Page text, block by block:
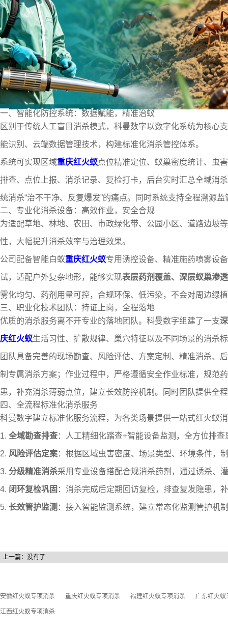
一、智能化防控系统：数据赋能，精准治蚁
区别于传统人工盲目消杀模式，科曼数字以数字化系统为核心
能识别、云端数据管理技术，构建标准化消杀管控体系。
系统可实现区域重庆红火蚁点位精准定位、蚁巢密度统计、虫
排查、点位上报、消杀记录、复检打卡，后台实时汇总全域消
统消杀“治不干净、反复爆发”的痛点。同时系统支持全程溯源
二、专业化消杀设备：高效作业，安全合规
为适配草地、林地、农田、市政绿化带、公园小区、道路边坡
性，大幅提升消杀效率与治理效果。
公司配备智能白蚁重庆红火蚁专用诱控设备、精准施药喷雾设
试，适配户外复杂地形，能够实现表层药剂覆盖、深层蚁巢渗
雾化均匀、药剂用量可控，合规环保、低污染，不会对周边绿
三、职业化技术团队：持证上岗，全程落地
优质的消杀服务离不开专业的落地团队。科曼数字组建了一支
庆红火蚁生活习性、扩散规律、巢穴特征以及不同场景的消杀
团队具备完善的现场勘查、风险评估、方案定制、精准消杀、
制专属消杀方案；作业过程中，严格遵循安全作业标准，规范
患，补充消杀薄弱点位，建立长效防控机制。同时团队提供全
四、全流程标准化消杀服务
科曼数字建立标准化服务流程，为各类场景提供一站式红火蚁
1. 全域勘查排查：人工精细化踏查+智能设备监测，全方位排
2. 风险评估定案：根据区域虫害密度、场景类型、环境条件，
3. 分级精准消杀采用专业设备搭配合规消杀药剂，通过诱杀、
4. 闭环复检巩固 ：消杀完成后定期回访复检，排查复发隐患，
5. 长效管护监测 ：接入智能监测系统，建立常态化监测管护机
上一篇：没有了
安徽红火蚁专项消杀 重庆红火蚁专项消杀 福建红火蚁专项消杀 广东红火蚁
江西红火蚁专项消杀